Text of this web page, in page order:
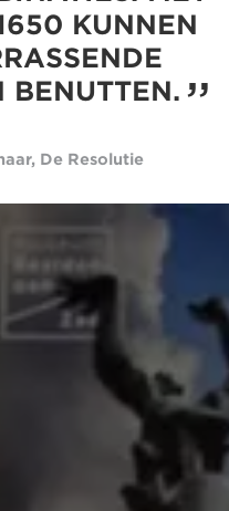
KUNNEN
BENUTTEN.
De Resolutie